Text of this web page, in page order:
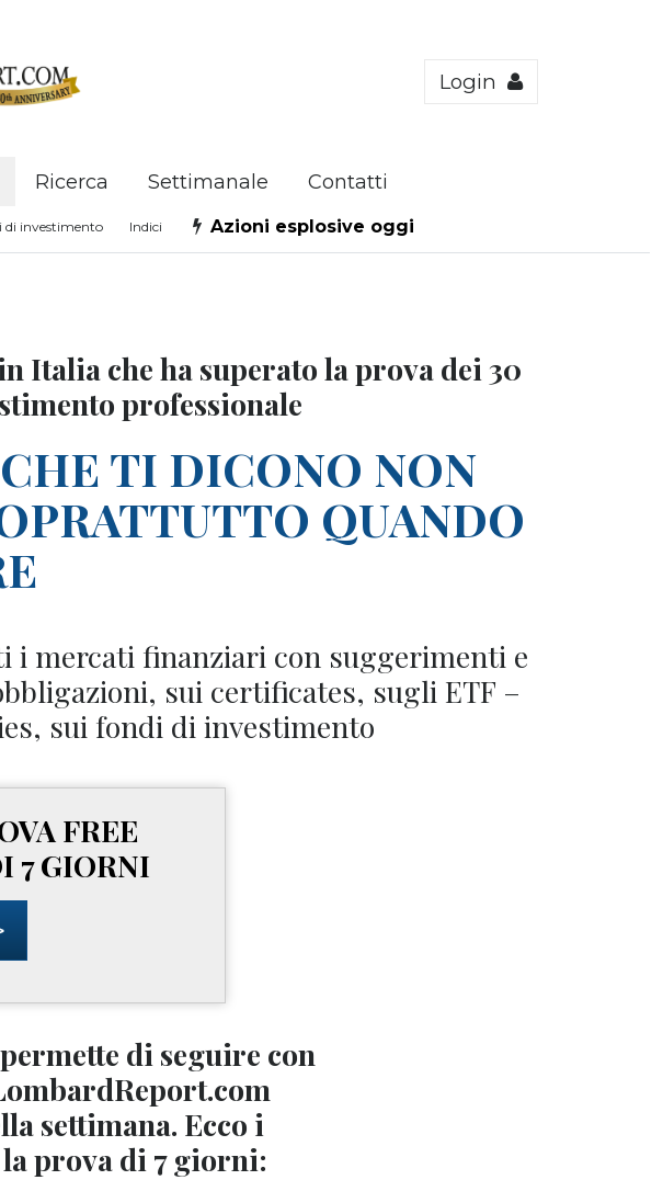
Login
Ricerca Settimanale Contatti
di investimento Indici Azioni esplosive oggi
Italia che ha superato la prova dei 30
professionale
TI DICONO NON
QUANDO
i mercati finanziari con suggerimenti e
sui certificates, sugli ETF –
sui fondi di investimento
FREE
7 GIORNI
di seguire con
settimana. Ecco i
prova di 7 giorni: